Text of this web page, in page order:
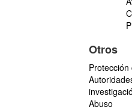
Otros
Abuso